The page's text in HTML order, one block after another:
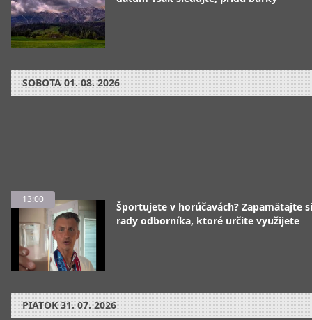
SOBOTA 01. 08. 2026
13:00
Športujete v horúčavách? Zapamätajte
rady odborníka, ktoré určite využijete
PIATOK 31. 07. 2026